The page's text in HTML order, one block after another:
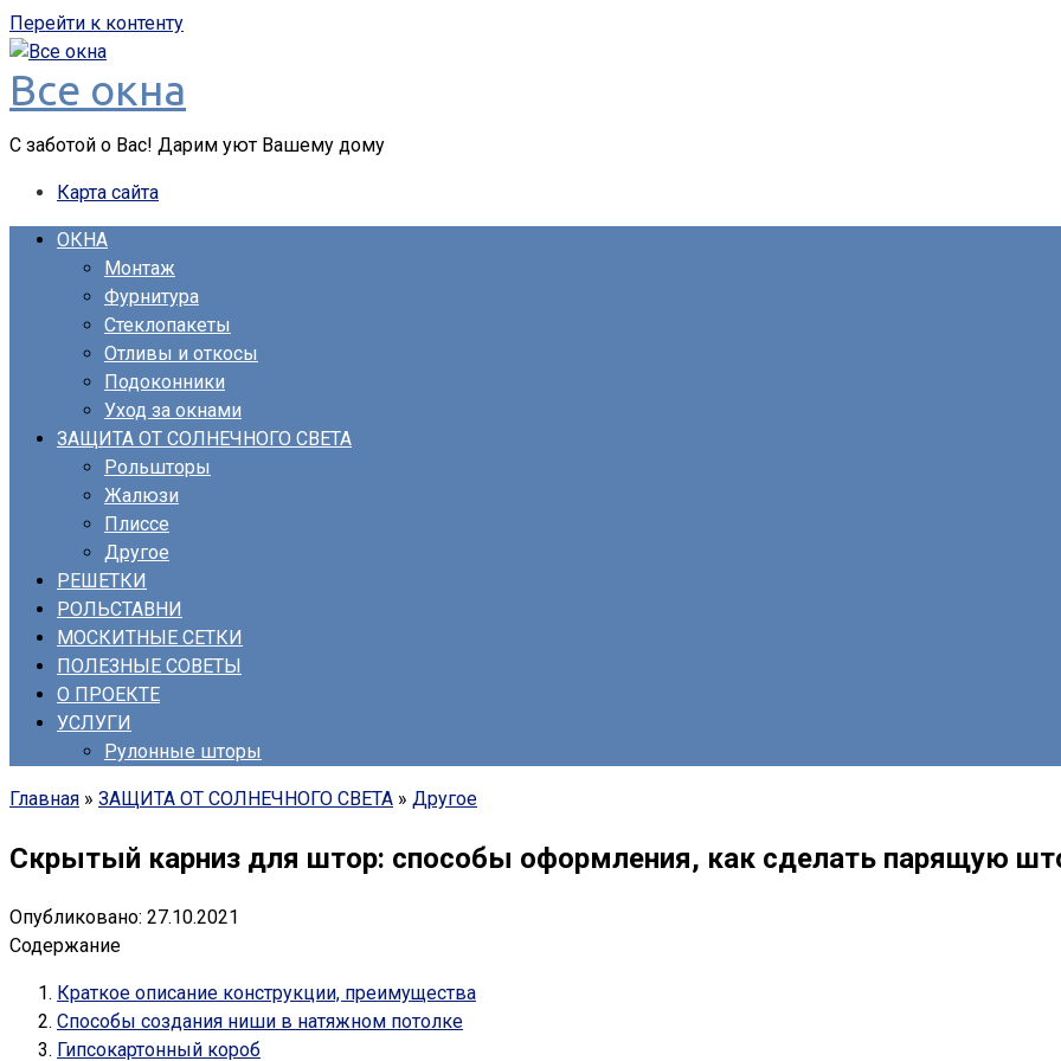
Перейти к контенту
Все окна
С заботой о Вас! Дарим уют Вашему дому
Карта сайта
ОКНА
Монтаж
Фурнитура
Стеклопакеты
Отливы и откосы
Подоконники
Уход за окнами
ЗАЩИТА ОТ СОЛНЕЧНОГО СВЕТА
Рольшторы
Жалюзи
Плиссе
Другое
РЕШЕТКИ
РОЛЬСТАВНИ
МОСКИТНЫЕ СЕТКИ
ПОЛЕЗНЫЕ СОВЕТЫ
О ПРОЕКТЕ
УСЛУГИ
Рулонные шторы
Главная » ЗАЩИТА ОТ СОЛНЕЧНОГО СВЕТА » Другое
Скрытый карниз для штор: способы оформления, как сделать парящую
Опубликовано: 27.10.2021
Содержание
Краткое описание конструкции, преимущества
Способы создания ниши в натяжном потолке
Гипсокартонный короб